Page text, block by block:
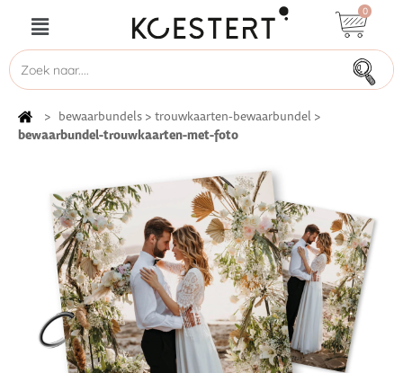
0
> bewaarbundels > trouwkaarten-bewaarbundel >
bewaarbundel-trouwkaarten-met-foto